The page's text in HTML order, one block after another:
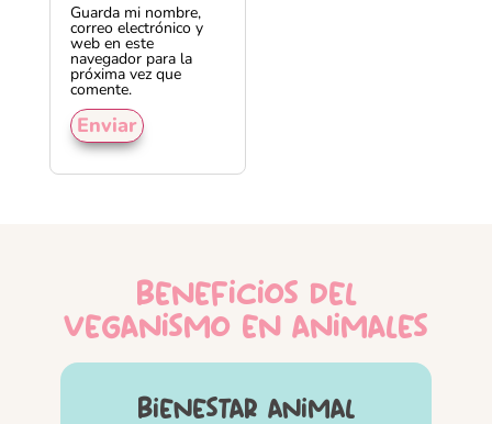
Guarda mi nombre,
correo electrónico y
web en este
navegador para la
próxima vez que
comente.
beneficios del
veganismo en animales
bienestar animal